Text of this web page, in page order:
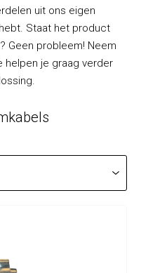
uit ons eigen
Staat het product
Geen probleem! Neem
helpen je graag verder